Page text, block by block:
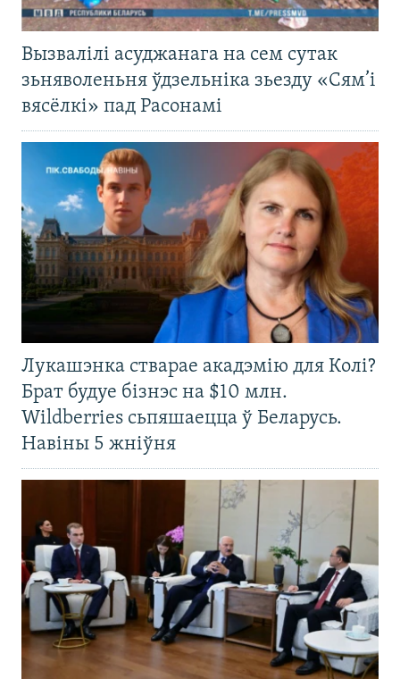
Вызвалілі асуджанага на сем сутак
зьняволеньня ўдзельніка зьезду «Сям’і
вясёлкі» пад Расонамі
Лукашэнка стварае акадэмію для Колі?
Брат будуе бізнэс на $10 млн.
Wildberries сьпяшаецца ў Беларусь.
Навіны 5 жніўня